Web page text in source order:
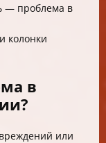
— проблема в
колонки
в
или